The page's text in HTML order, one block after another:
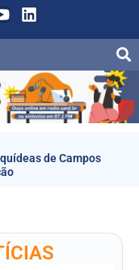
de Campos